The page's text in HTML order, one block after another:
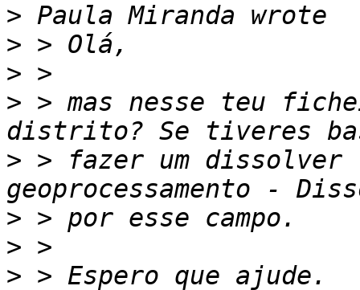
>
>
>
> > mas nesse teu
> > fazer um dissolver
>
>
>